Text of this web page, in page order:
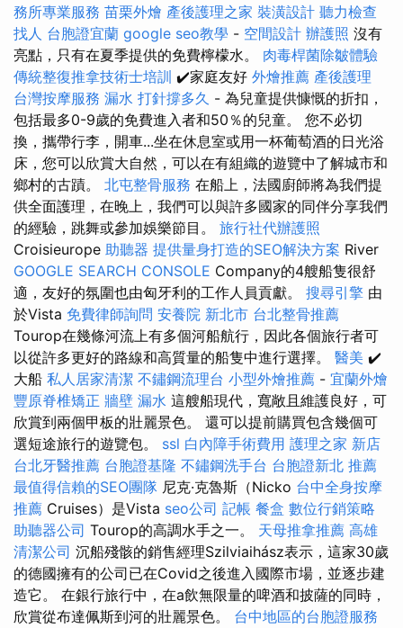
務所專業服務 苗栗外燴 產後護理之家 裝潢設計 聽力檢查
找人 台胞證宜蘭 google seo教學 - 空間設計 辦護照 沒有
亮點，只有在夏季提供的免費檸檬水。 肉毒桿菌除皺體驗
傳統整復推拿技術士培訓 ✔️家庭友好 外燴推薦 產後護理
台灣按摩服務 漏水 打針撐多久 - 為兒童提供慷慨的折扣，
包括最多0-9歲的免費進入者和50％的兒童。 您不必切
換，攜帶行李，開車...坐在休息室或用一杯葡萄酒的日光浴
床，您可以欣賞大自然，可以在有組織的遊覽中了解城市和
鄉村的古蹟。 北屯整骨服務 在船上，法國廚師將為我們提
供全面護理，在晚上，我們可以與許多國家的同伴分享我們
的經驗，跳舞或參加娛樂節目。 旅行社代辦護照
Croisieurope 助聽器 提供量身打造的SEO解決方案 River
GOOGLE SEARCH CONSOLE Company的4艘船隻很舒
適，友好的氛圍也由匈牙利的工作人員貢獻。 搜尋引擎 由
於Vista 免費律師詢問 安養院 新北市 台北整骨推薦
Tourop在幾條河流上有多個河船航行，因此各個旅行者可
以從許多更好的路線和高質量的船隻中進行選擇。 醫美 ✔️
大船 私人居家清潔 不鏽鋼流理台 小型外燴推薦 - 宜蘭外燴
豐原脊椎矯正 牆壁 漏水 這艘船現代，寬敞且維護良好，可
欣賞到兩個甲板的壯麗景色。 還可以提前購買包含幾個可
選短途旅行的遊覽包。 ssl 白內障手術費用 護理之家 新店
台北牙醫推薦 台胞證基隆 不鏽鋼洗手台 台胞證新北 推薦
最值得信賴的SEO團隊 尼克·克魯斯（Nicko 台中全身按摩
推薦 Cruises）是Vista seo公司 記帳 餐盒 數位行銷策略
助聽器公司 Tourop的高調水手之一。 天母推拿推薦 高雄
清潔公司 沉船殘骸的銷售經理Szilviaihász表示，這家30歲
的德國擁有的公司已在Covid之後進入國際市場，並逐步建
造它。 在銀行旅行中，在a飲無限量的啤酒和披薩的同時，
欣賞從布達佩斯到河的壯麗景色。 台中地區的台胞證服務